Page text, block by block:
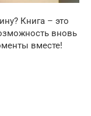
Книга – это
вновь
вместе!